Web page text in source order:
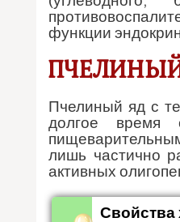
функции
Пчелиный яд с
долгое время
лишь частично
активных
Свойства